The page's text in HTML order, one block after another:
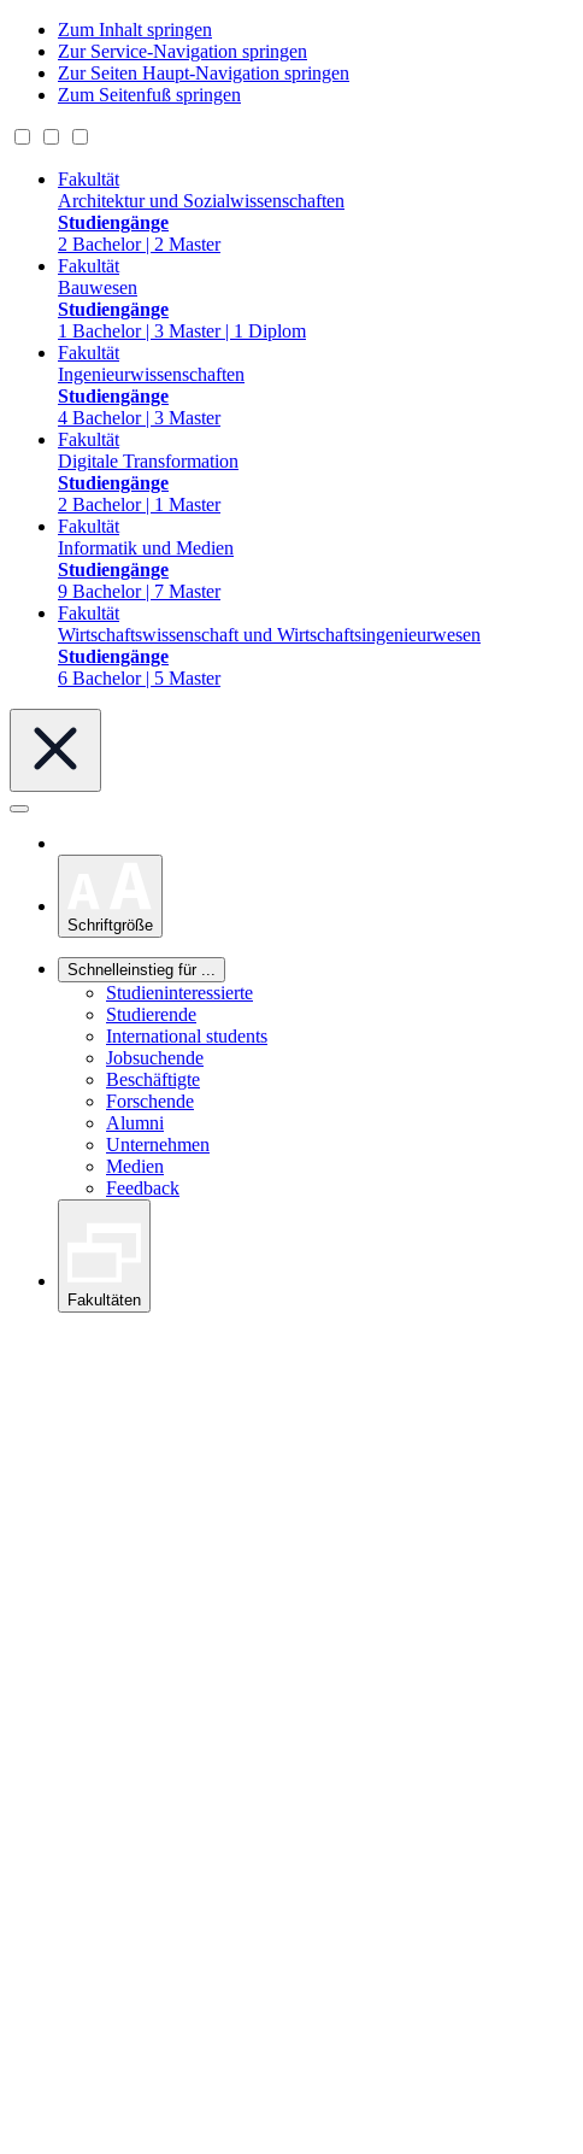
Zum Inhalt springen
Zur Service-Navigation springen
Zur Seiten Haupt-Navigation springen
Zum Seitenfuß springen
Fakultät
Architektur und Sozialwissenschaften
Studiengänge
2 Bachelor | 2 Master
Fakultät
Bauwesen
Studiengänge
1 Bachelor | 3 Master | 1 Diplom
Fakultät
Ingenieurwissenschaften
Studiengänge
4 Bachelor | 3 Master
Fakultät
Digitale Transformation
Studiengänge
2 Bachelor | 1 Master
Fakultät
Informatik und Medien
Studiengänge
9 Bachelor | 7 Master
Fakultät
Wirtschaftswissenschaft und Wirtschaftsingenieurwesen
Studiengänge
6 Bachelor | 5 Master
Schriftgröße
Schnelleinstieg für ...
Studieninteressierte
Studierende
International students
Jobsuchende
Beschäftigte
Forschende
Alumni
Unternehmen
Medien
Feedback
Fakultäten